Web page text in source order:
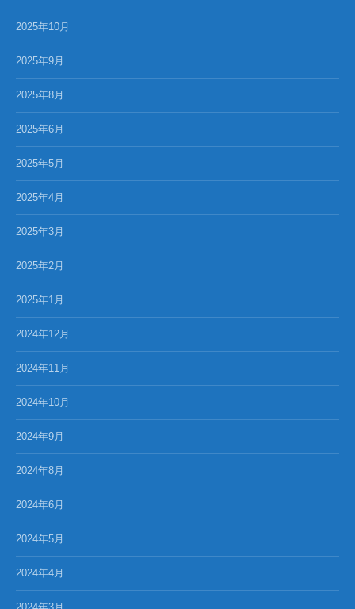
2025年10月
2025年9月
2025年8月
2025年6月
2025年5月
2025年4月
2025年3月
2025年2月
2025年1月
2024年12月
2024年11月
2024年10月
2024年9月
2024年8月
2024年6月
2024年5月
2024年4月
2024年3月